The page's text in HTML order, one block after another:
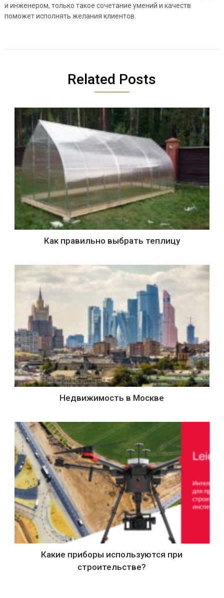
и инженером, только такое сочетание умений и качеств
поможет исполнять желания клиентов.
Related Posts
Как правильно выбрать теплицу
Недвижимость в Москве
Какие приборы используются при
строительстве?